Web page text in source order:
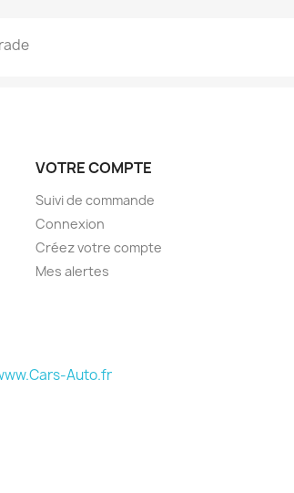
VOTRE COMPTE
Suivi de commande
Connexion
Créez votre compte
Mes alertes
Auto.fr